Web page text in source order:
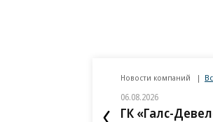
Новости компаний
06.08.2026
ГК «Галс-